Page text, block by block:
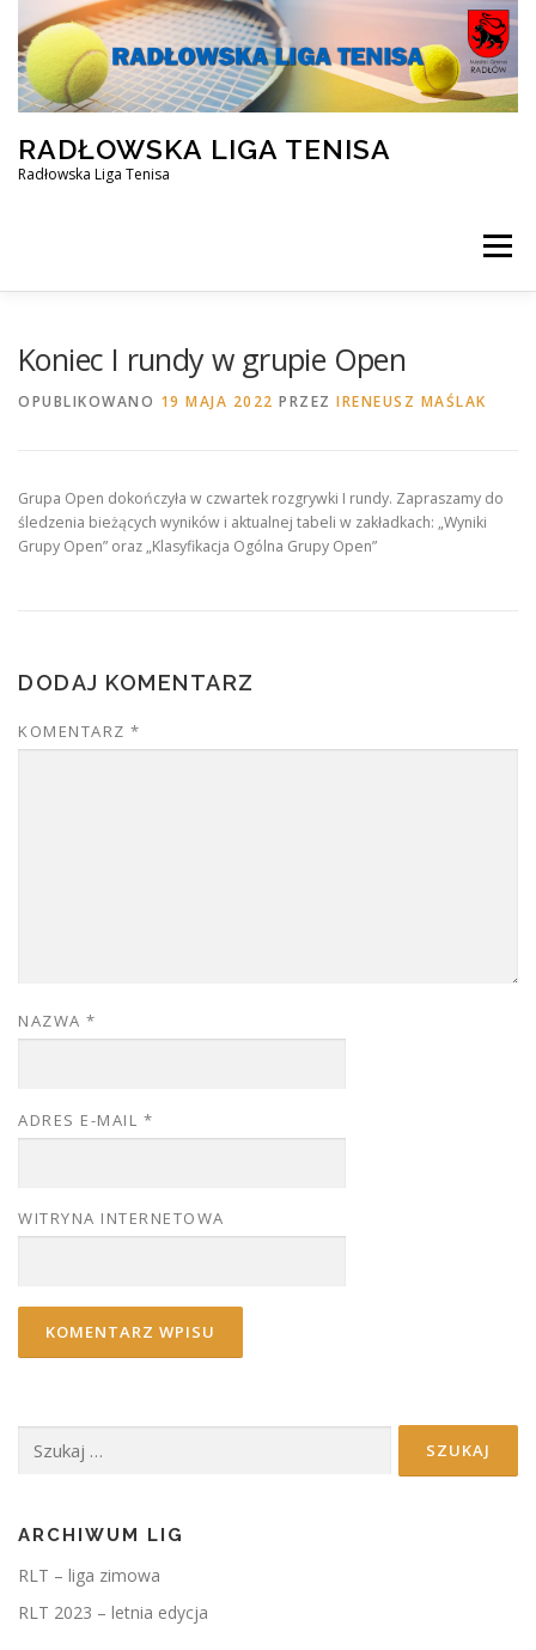
treści
RADŁOWSKA LIGA TENISA
Radłowska Liga Tenisa
Menu
FACEBOOK KONTAKT
Koniec I rundy w grupie Open
OPUBLIKOWANO 19 MAJA 2022 PRZEZ IRENEUSZ MAŚLAK
Grupa Open dokończyła w czwartek rozgrywki I rundy. Zapraszamy do
śledzenia bieżących wyników i aktualnej tabeli w zakładkach: „Wyniki
Grupy Open” oraz „Klasyfikacja Ogólna Grupy Open”
DODAJ KOMENTARZ
KOMENTARZ *
NAZWA *
ADRES E-MAIL *
WITRYNA INTERNETOWA
ARCHIWUM LIG
RLT – liga zimowa
RLT 2023 – letnia edycja